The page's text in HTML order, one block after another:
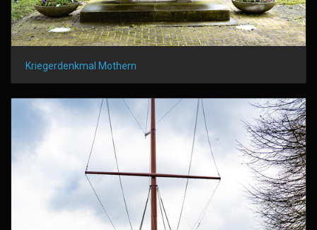
Kriegerdenkmal Mothern